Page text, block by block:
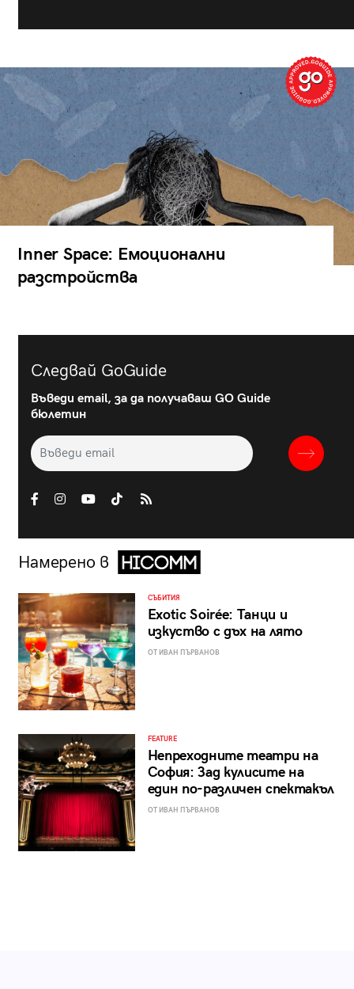
Inner Space: Емоционални
разстройства
Следвай GoGuide
Въведи email, за да получаваш GO Guide
бюлетин
Намерено в
СЪБИТИЯ
Exotic Soirée: Танци и
изкуство с дъх на лято
ОТ ИВАН ПЪРВАНОВ
FEATURE
Непреходните театри на
София: Зад кулисите на
един по-различен спектакъл
ОТ ИВАН ПЪРВАНОВ